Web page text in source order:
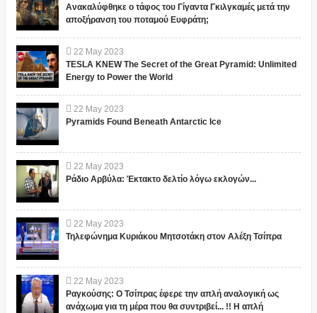
Ανακαλύφθηκε ο τάφος του Γίγαντα Γκιλγκαμές μετά την
αποξήρανση του ποταμού Ευφράτη;
22 May 2023
TESLA KNEW The Secret of the Great Pyramid: Unlimited
Energy to Power the World
22 May 2023
Pyramids Found Beneath Antarctic Ice
22 May 2023
Ράδιο Αρβύλα: Έκτακτο δελτίο λόγω εκλογών...
22 May 2023
Τηλεφώνημα Κυριάκου Μητσοτάκη στον Αλέξη Τσίπρα
22 May 2023
Ραγκούσης: Ο Τσίπρας έφερε την απλή αναλογική ως
ανάχωμα για τη μέρα που θα συντριβεί... !! Η απλή